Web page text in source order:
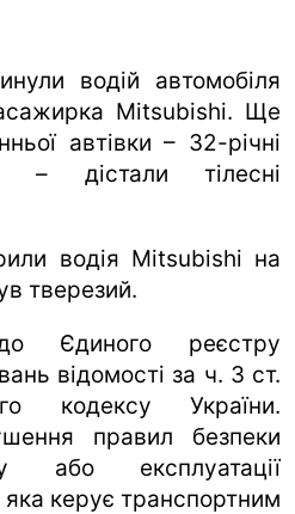
водій автомобіля
Mitsubishi. Ще
автівки – 32-річні
– дістали тілесні
водія Mitsubishi на
тверезий.
Єдиного реєстру
відомості за ч. 3 ст.
кодексу України.
правил безпеки
або експлуатації
керує транспортним